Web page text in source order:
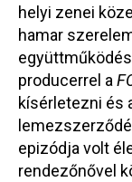
helyi zenei
hamar
producerrel a
kísérletezni és
epizódja volt
rendezőnővel